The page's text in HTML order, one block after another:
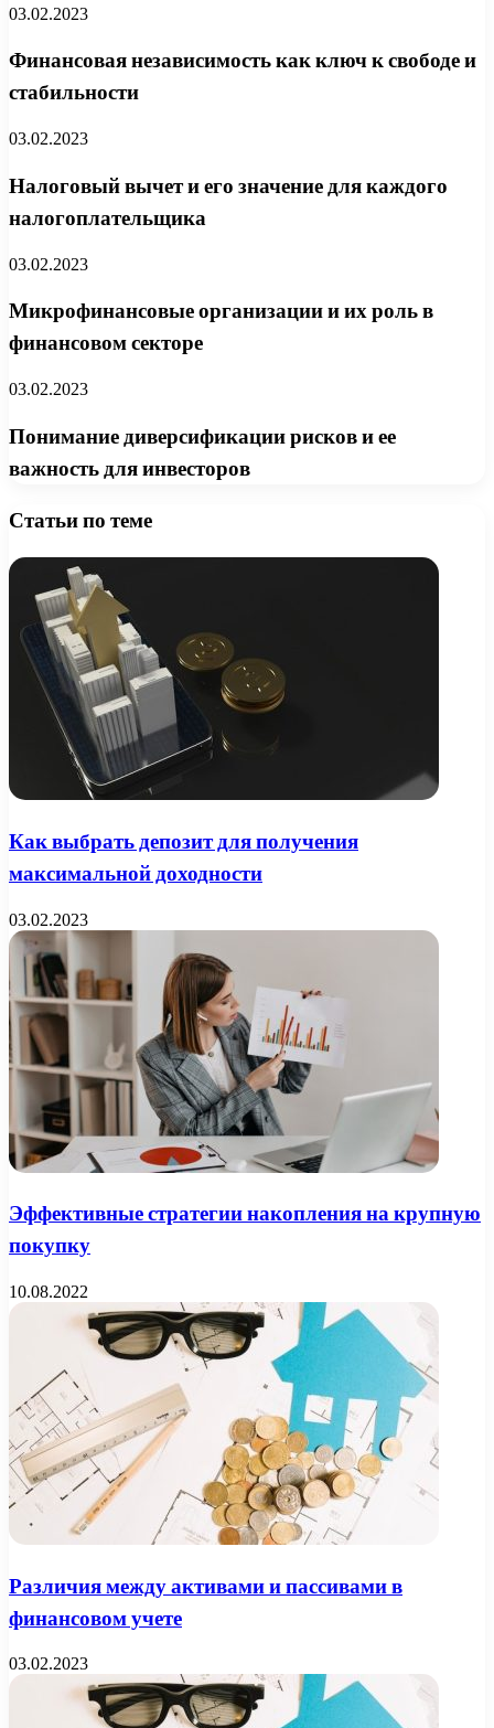
03.02.2023
Финансовая независимость как ключ к свободе и
стабильности
03.02.2023
Налоговый вычет и его значение для каждого
налогоплательщика
03.02.2023
Микрофинансовые организации и их роль в
финансовом секторе
03.02.2023
Понимание диверсификации рисков и ее
важность для инвесторов
Статьи по теме
Как выбрать депозит для получения
максимальной доходности
03.02.2023
Эффективные стратегии накопления на крупную
покупку
10.08.2022
Различия между активами и пассивами в
финансовом учете
03.02.2023